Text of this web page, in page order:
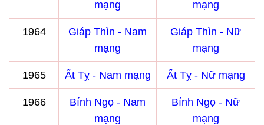
mạng
mạng
1964
Giáp Thìn - Nam
mạng
Giáp Thìn - Nữ
mạng
1965 Ất Tỵ - Nam mạng Ất Tỵ - Nữ mạng
1966
Bính Ngọ - Nam
mạng
Bính Ngọ - Nữ
mạng